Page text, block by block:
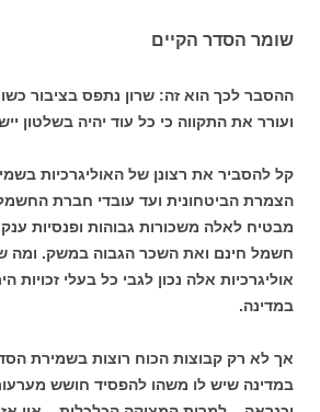
שומר הסדר הקיים
ההסבר לכך הוא זה: שרון נתפס בציבור
ועורר את התקווה כי כל עוד יהיה בשלטון
קל להסביר את רצונן של האוליגרכיות
הצמרת הביטחונית ועד עובדי חברת
מבטיח לאלה משכורות גבוהות ופנסיות
חשמל חינם ואת השכר הגבוה במשק. ומה
אוליגרכיות אלה נכון לגבי כל בעלי זכויות
במדינה.
אך לא רק קבוצות הכוח רוצות בשמירת
במדינה שיש לו משהו להפסיד חושש